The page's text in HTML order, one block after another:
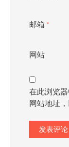
邮箱 *
网站
在此浏览
网站地址